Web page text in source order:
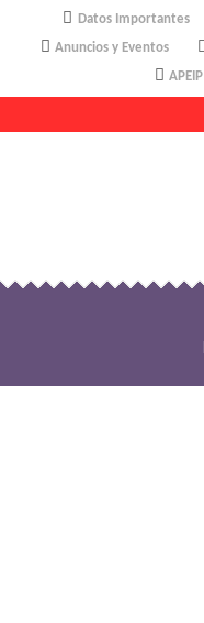
Datos Importantes
Anuncios y Eventos
APEIP